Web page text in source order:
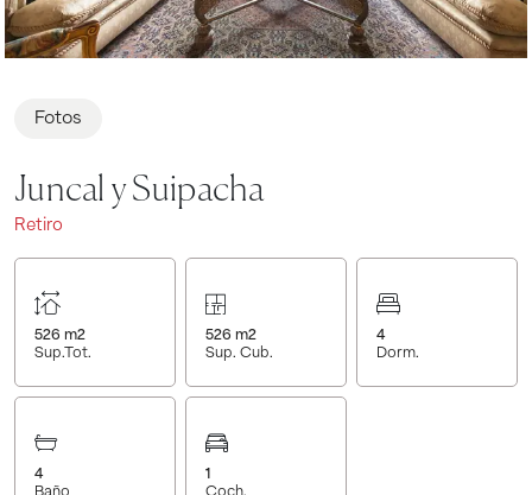
Fotos
Juncal y Suipacha
Retiro
526 m2
Sup.Tot.
526 m2
Sup. Cub.
4
Dorm.
4
Baño
1
Coch.